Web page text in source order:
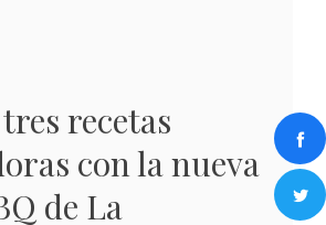
recetas
con la nueva
de La